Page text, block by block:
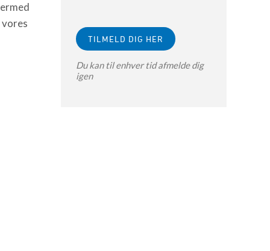
Du kan til enhver tid afmelde dig
igen